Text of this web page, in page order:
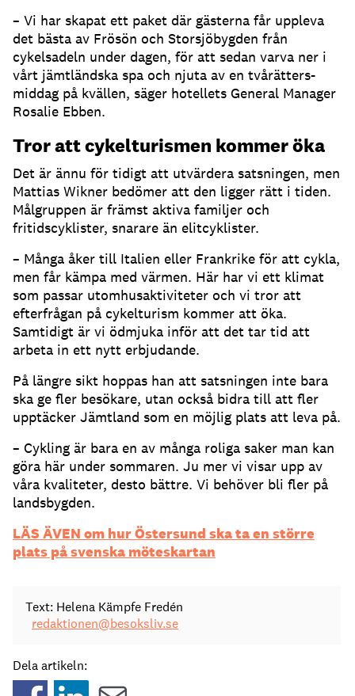
– Vi har skapat ett paket där gästerna får uppleva
det bästa av Frösön och Storsjöbygden från
cykelsadeln under dagen, för att sedan varva ner i
vårt jämtländska spa och njuta av en tvårätters-
middag på kvällen, säger hotellets General Manager
Rosalie Ebben.
Tror att cykelturismen kommer öka
Det är ännu för tidigt att utvärdera satsningen, men
Mattias Wikner bedömer att den ligger rätt i tiden.
Målgruppen är främst aktiva familjer och
fritidscyklister, snarare än elitcyklister.
– Många åker till Italien eller Frankrike för att cykla,
men får kämpa med värmen. Här har vi ett klimat
som passar utomhusaktiviteter och vi tror att
efterfrågan på cykelturism kommer att öka.
Samtidigt är vi ödmjuka inför att det tar tid att
arbeta in ett nytt erbjudande.
På längre sikt hoppas han att satsningen inte bara
ska ge fler besökare, utan också bidra till att fler
upptäcker Jämtland som en möjlig plats att leva på.
– Cykling är bara en av många roliga saker man kan
göra här under sommaren. Ju mer vi visar upp av
våra kvaliteter, desto bättre. Vi behöver bli fler på
landsbygden.
LÄS ÄVEN om hur Östersund ska ta en större
plats på svenska möteskartan
Text: Helena Kämpfe Fredén
redaktionen@besoksliv.se
Dela artikeln: